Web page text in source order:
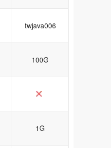
twjava006
100G
1G